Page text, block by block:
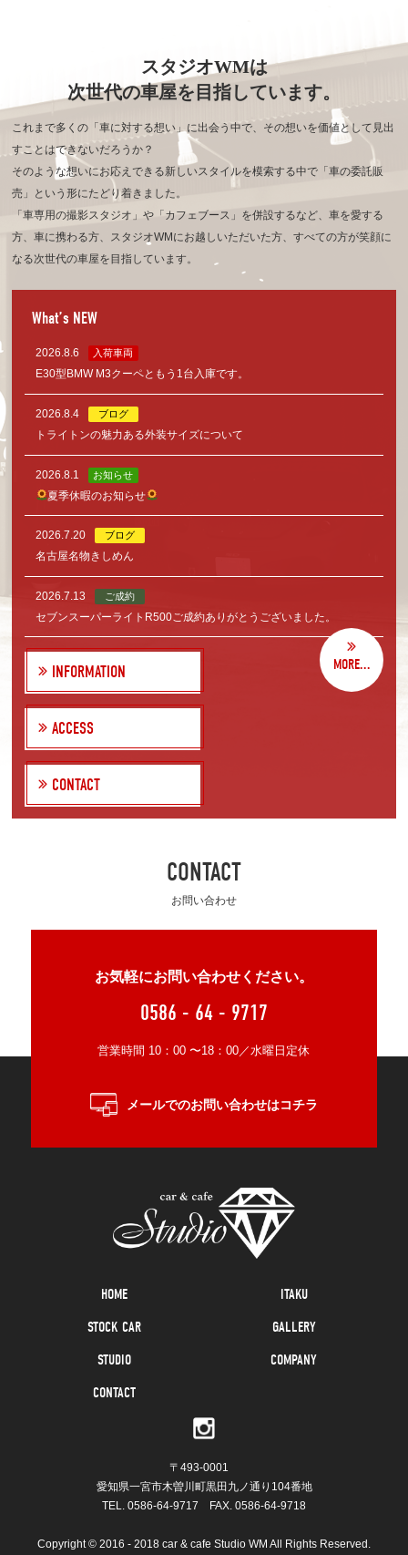
スタジオWMは
次世代の車屋を目指しています。
これまで多くの「車に対する想い」に出会う中で、その想いを価値として見出
すことはできないだろうか？
そのような想いにお応えできる新しいスタイルを模索する中で「車の委託販
売」という形にたどり着きました。
「車専用の撮影スタジオ」や「カフェブース」を併設するなど、車を愛する
方、車に携わる方、 スタジオWMにお越しいただいた方、すべての方が笑顔に
なる次世代の車屋を目指しています。
What’s NEW
2026.8.6 入荷車両
E30型BMW M3クーペともう1台入庫です。
2026.8.4 ブログ
トライトンの魅力ある外装サイズについて
2026.8.1 お知らせ
夏季休暇のお知らせ
2026.7.20 ブログ
名古屋名物きしめん
2026.7.13 ご成約
セブンスーパーライトR500ご成約ありがとうございました。
MORE...
INFORMATION
ACCESS
CONTACT
CONTACT
お問い合わせ
お気軽にお問い合わせください。
0586 - 64 - 9717
営業時間 10：00 〜18：00／水曜日定休
メールでのお問い合わせはコチラ
HOME
ITAKU
STOCK CAR
GALLERY
STUDIO
COMPANY
CONTACT
〒493-0001
愛知県一宮市木曽川町黒田九ノ通り104番地
TEL. 0586-64-9717 FAX. 0586-64-9718
Copyright © 2016 - 2018 car & cafe Studio WM All Rights Reserved.